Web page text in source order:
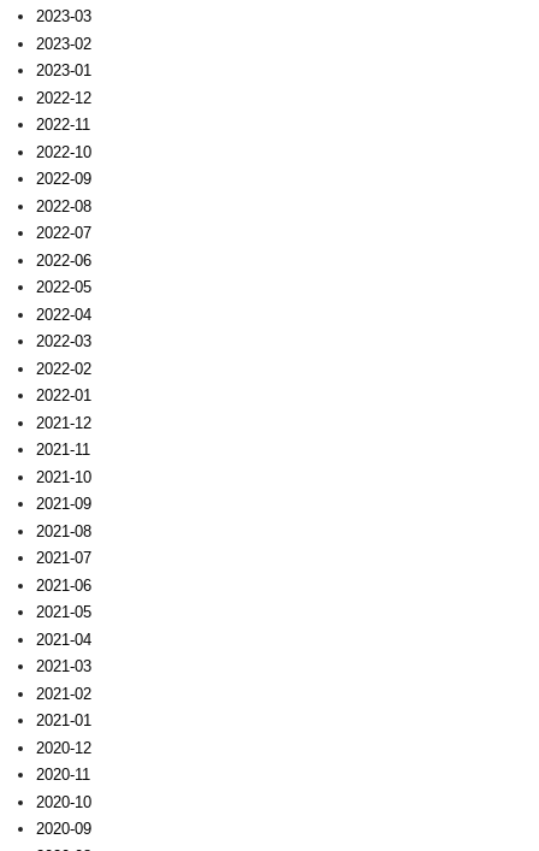
2023-03
2023-02
2023-01
2022-12
2022-11
2022-10
2022-09
2022-08
2022-07
2022-06
2022-05
2022-04
2022-03
2022-02
2022-01
2021-12
2021-11
2021-10
2021-09
2021-08
2021-07
2021-06
2021-05
2021-04
2021-03
2021-02
2021-01
2020-12
2020-11
2020-10
2020-09